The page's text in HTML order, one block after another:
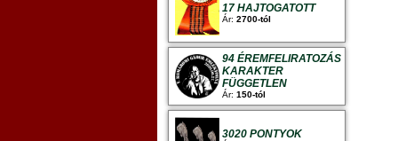
17 HAJTOGATOTT
Ár: 2700-tól
94 ÉREMFELIRATOZÁS
KARAKTER
FÜGGETLEN
Ár: 150-tól
3020 PONTYOK